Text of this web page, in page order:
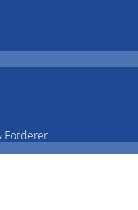
Förderer